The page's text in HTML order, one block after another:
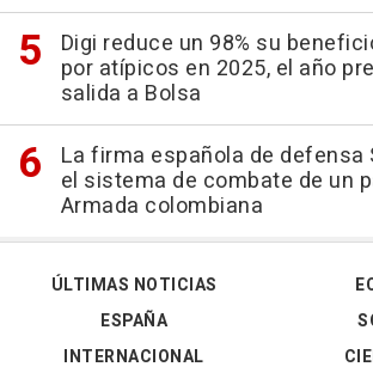
Digi reduce un 98% su
por atípicos en 2025, el año
salida a Bolsa
La firma española de defensa
el sistema de combate de un
Armada colombiana
ÚLTIMAS NOTICIAS
ESPAÑA
INTERNACIONAL